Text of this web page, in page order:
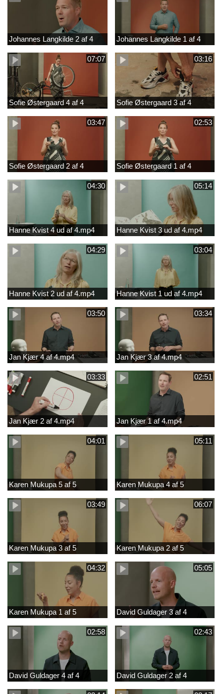
Johannes Langkilde 2 af 4 Johannes Langkilde 1 af 4
07:07
Sofie Østergaard 4 af 4
03:16
Sofie Østergaard 3 af 4
03:47
Sofie Østergaard 2 af 4
02:53
Sofie Østergaard 1 af 4
04:30
Hanne Kvist 4 ud af 4.mp4
05:14
Hanne Kvist 3 ud af 4.mp4
04:29
Hanne Kvist 2 ud af 4.mp4
03:04
Hanne Kvist 1 ud af 4.mp4
03:50
Jan Kjær 4 af 4.mp4
03:34
Jan Kjær 3 af 4.mp4
03:33
Jan Kjær 2 af 4.mp4
02:51
Jan Kjær 1 af 4.mp4
04:01
Karen Mukupa 5 af 5
05:11
Karen Mukupa 4 af 5
03:49
Karen Mukupa 3 af 5
06:07
Karen Mukupa 2 af 5
04:32
Karen Mukupa 1 af 5
05:05
David Guldager 3 af 4
02:58
David Guldager 4 af 4
02:43
David Guldager 2 af 4